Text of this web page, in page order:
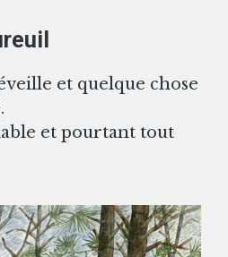
et quelque chose
et pourtant tout